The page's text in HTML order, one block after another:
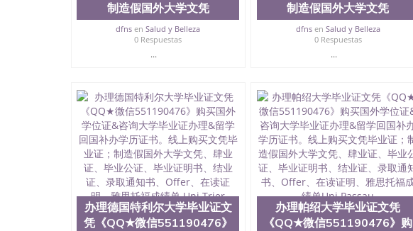
制造假国外大学文凭
dfns enSalud y Belleza
0 Respuestas
...
制造假国外大学文凭
dfnsen Salud y Belleza
0 Respuestas
...
办理德国特利尔大学毕业证文
凭《QQ★微信551190476》
办理帕绍大学毕业证文凭
《QQ★微信551190476》购